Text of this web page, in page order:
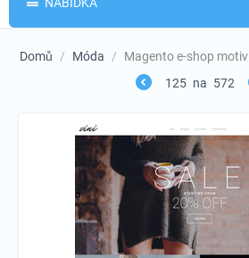
Domů / Móda /
Magento e-shop
125 na 572